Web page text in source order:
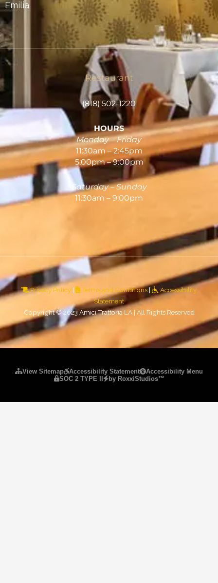
Emilia
Restaurant
(818) 502-1220
HOURS
Monday – Friday
11:30am – 2:45pm
5:00pm – 9:00pm
Saturday – Sunday
11:30am – 9:00pm
Privacy Policy | Terms and Conditions |
Accessibility
Statement
Copyright © 2023 Amici Trattoria LA | All Rights Reserved
View Sitemap Accessibility Statement
Accessibility Menu
SOC 2 TYPE II
by RoxxiStudios™